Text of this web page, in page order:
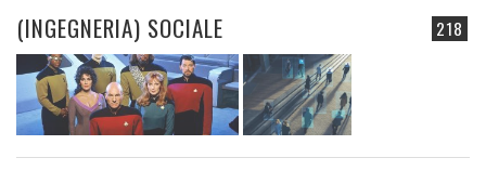
218
(INGEGNERIA) SOCIALE